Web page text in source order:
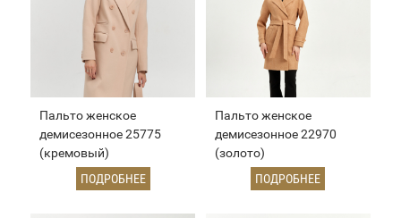
Пальто женское
демисезонное 25775
(кремовый)
ПОДРОБНЕЕ
Пальто женское
демисезонное 22970
(золото)
ПОДРОБНЕЕ